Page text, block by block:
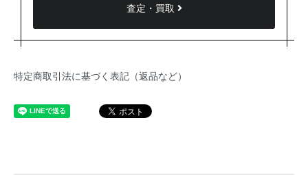
査定・買取
特定商取引法に基づく表記（返品など）